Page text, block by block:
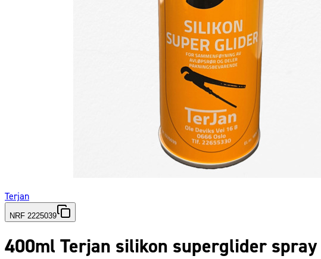
Terjan
NRF 2225039
400ml Terjan silikon superglider spray